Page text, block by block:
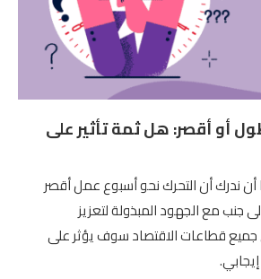
أو أقصر: هل ثمة تأثير على
أن ندرك أن التحرك نحو أسبوع عمل أقصر
جنب مع الجهود المبذولة لتعزيز
جميع قطاعات الاقتصاد سوف يؤثر على